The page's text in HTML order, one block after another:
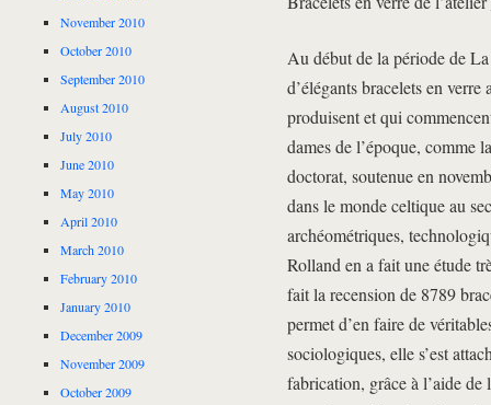
Au début de la période de
d’élégants bracelets en verre
produisent et qui
dames de l’époque, comme
doctorat, soutenue en
dans le monde celtique au
archéométriques,
Rolland en a fait une étude
fait la recension de 8789
permet d’en faire de
sociologiques, elle s’est
fabrication, grâce à l’aide de
November 2010
October 2010
September 2010
August 2010
July 2010
June 2010
May 2010
April 2010
March 2010
February 2010
January 2010
December 2009
November 2009
October 2009